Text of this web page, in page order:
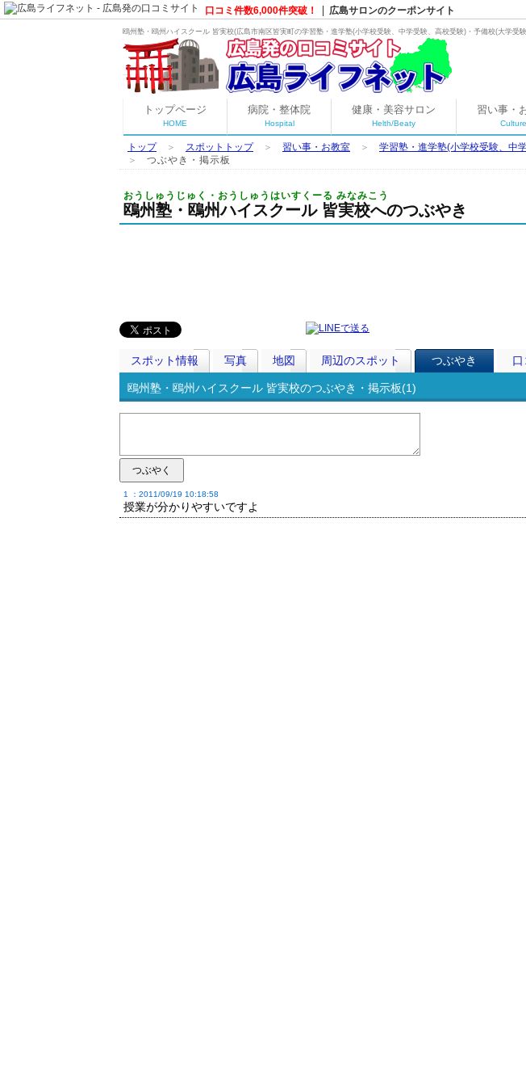
口コミ件数6,000件突破！ 広島サロンのクーポンサイト
鴎州塾・鴎州ハイスクール 皆実校(広島市南区皆実町の学習塾・進学塾(小学校受験、中学受験、高校受験)・予備校(大学受
トップページ
HOME
病院・整体院
Hospital
健康・美容サロン
Helth/Beaty
習い事・
Culture
トップ＞ スポットトップ＞ 習い事・お教室 ＞ 学習塾・進学塾(小学校受験、中
＞ つぶやき・掲示板
おうしゅうじゅく・おうしゅうはいすくーる みなみこう
鴎州塾・鴎州ハイスクール 皆実校へのつぶやき
スポット情報 写真 地図 周辺のスポット つぶやき
鴎州塾・鴎州ハイスクール 皆実校のつぶやき・掲示板(1)
1 ：2011/09/19 10:18:58
授業が分かりやすいですよ